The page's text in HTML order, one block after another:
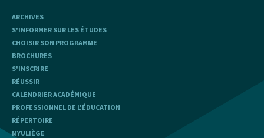
ARCHIVES
S'INFORMER SUR LES ÉTUDES
CHOISIR SON PROGRAMME
BROCHURES
S'INSCRIRE
RÉUSSIR
CALENDRIER ACADÉMIQUE
PROFESSIONNEL DE L'ÉDUCATION
RÉPERTOIRE
MYULIÈGE